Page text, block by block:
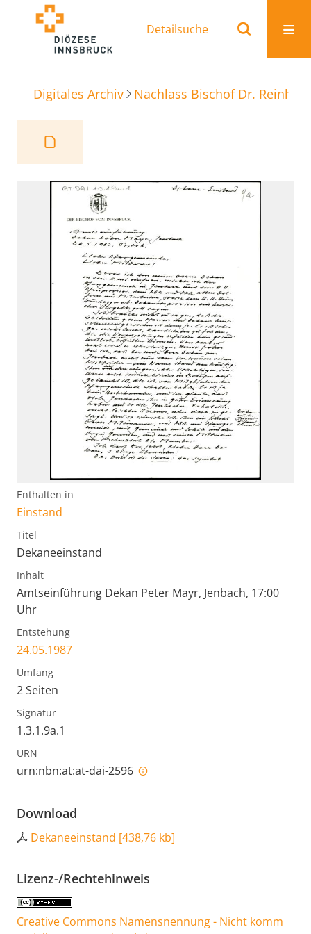
Detailsuche
Digitales Archiv Nachlass Bischof Dr.
Enthalten in
Einstand
Titel
Dekaneeinstand
Inhalt
Amtseinführung Dekan Peter Mayr, Jenbach, 17:00
Uhr
Entstehung
24.05.1987
Umfang
2 Seiten
Signatur
1.3.1.9a.1
URN
urn:nbn:at:at-dai-2596
Download
Dekaneeinstand [438,76 kb]
Lizenz-/Rechtehinweis
Creative Commons Namensnennung - Nicht komm